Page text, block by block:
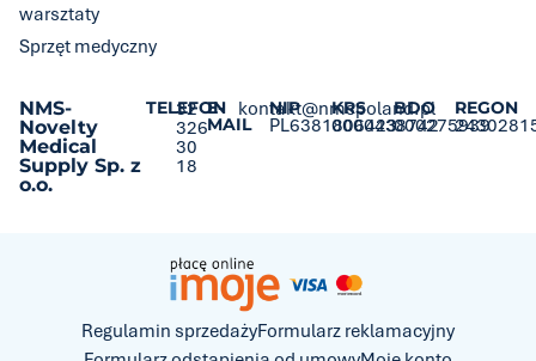
NMS-
Novelty
Medical
Supply Sp. z
o.o.
TELEFON
32
326
30
18
E-
MAIL
kontakt@nmspoland.pl
NIP
PL6381806423
KRS
0000438742
BDO
000275939
REGON
warsztaty
Sprzęt medyczny
Regulamin sprzedażyFormularz reklamacyjny